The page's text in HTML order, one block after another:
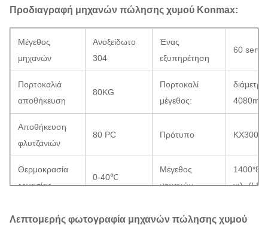
Προδιαγραφή μηχανών πώλησης χυμού Konmax:
Μέγεθος
μηχανών
Ανοξείδωτο
304
Ένας
εξυπηρέτηση
60
Πορτοκαλιά
αποθήκευση
80KG
Πορτοκαλί
μέγεθος:
4080mm
Αποθήκευση
φλυτζανιών
80 PC Πρότυπο KX3000
Θερμοκρασία
εργασίας
0-40℃
Μέγεθος
μηχανών
χιλ.
Θερμοκρασία
0-5 ℃
Λεπτομερής φωτογραφία μηχανών πώλησης χυμού